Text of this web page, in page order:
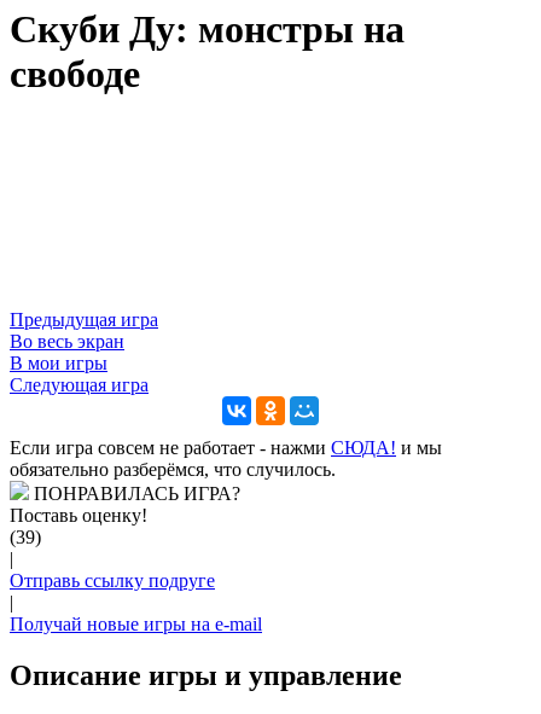
Скуби Ду: монстры на
свободе
Предыдущая игра
Во весь экран
В мои игры
Следующая игра
Если игра совсем не работает - нажми CЮДА! и мы
обязательно разберёмся, что случилось.
ПОНРАВИЛАСЬ ИГРА?
Поставь оценку!
(39)
|
Отправь ссылку подруге
|
Получай новые игры на e-mail
Описание игры и управление